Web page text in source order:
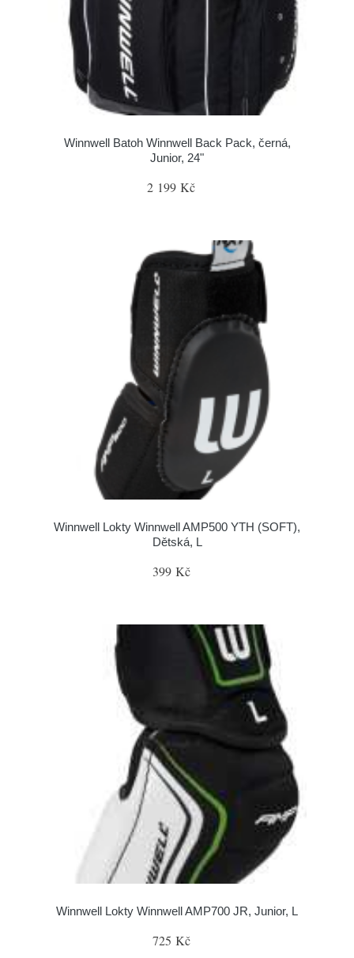
Winnwell Batoh Winnwell Back Pack, černá,
Junior, 24"
2 199 Kč
Winnwell Lokty Winnwell AMP500 YTH (SOFT),
Dětská, L
399 Kč
Winnwell Lokty Winnwell AMP700 JR, Junior, L
725 Kč